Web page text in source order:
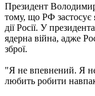
Президент
тому, що РФ застосує
дії Росії. У
ядерна війна, адже
зброї.
"Я не впевнений. Я не
любить робити